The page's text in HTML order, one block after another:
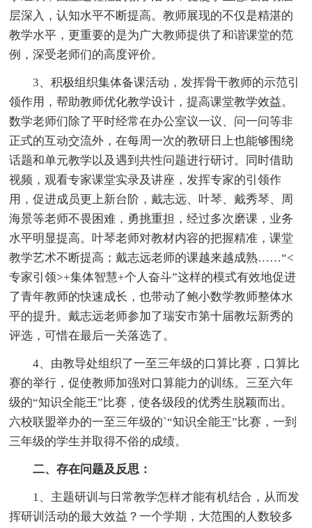
层深入，认知水平不断提高。教师展现的不仅是精湛的
教学水平，更重要的是为广大教师提供了和谐课堂的范
例，深受老师们的高度评价。
3、积极组织集体备课活动，发挥骨干教师的示范引
领作用，帮助教师优化教学设计，提高课堂教学效益。
数学老师们除了平时经常在办公室议一议、问一问等非
正式的互动交流外，在每周一次的教研日上也能够围绕
话题和单元教学以及遇到共性问题进行研讨。同时借助
视频，观看专家课堂实录及讲座，发挥专家的引领作
用，促进成员更上新台阶，戴志远、叶琴、戴秀琴、周
海景等老师不畏困难，勇挑重担，经过多次磨课，业务
水平明显提高。叶琴老师对教材内容的把握精准，课堂
教学艺术不断提高；戴志远老师的课越来越成熟……“<
专家引领>+集体智慧+个人奋斗”这样的模式有效地促进
了青年教师的快速成长，也带动了鲍小数学教师整体水
平的提升。戴志远老师参加了瑞安市第十届教坛新秀的
评选，可惜在最后一关落选了。
4、由教导处组织了一至三年级的口算比赛，口算比
赛的举行，促使教师加强对口算能力的训练。三至六年
级的“知识全能王”比赛，使各级段的优秀生脱颖而出。
六校联盟举办的一至三年级的`“知识全能王”比赛，一到
三年级的学生并取得不俗的成绩。
二、存在问题及反思：
1、主题研训与日常教学怎样才能有机结合，从而发
挥研训活动的最大效益？一个学期，大范围的人数较多